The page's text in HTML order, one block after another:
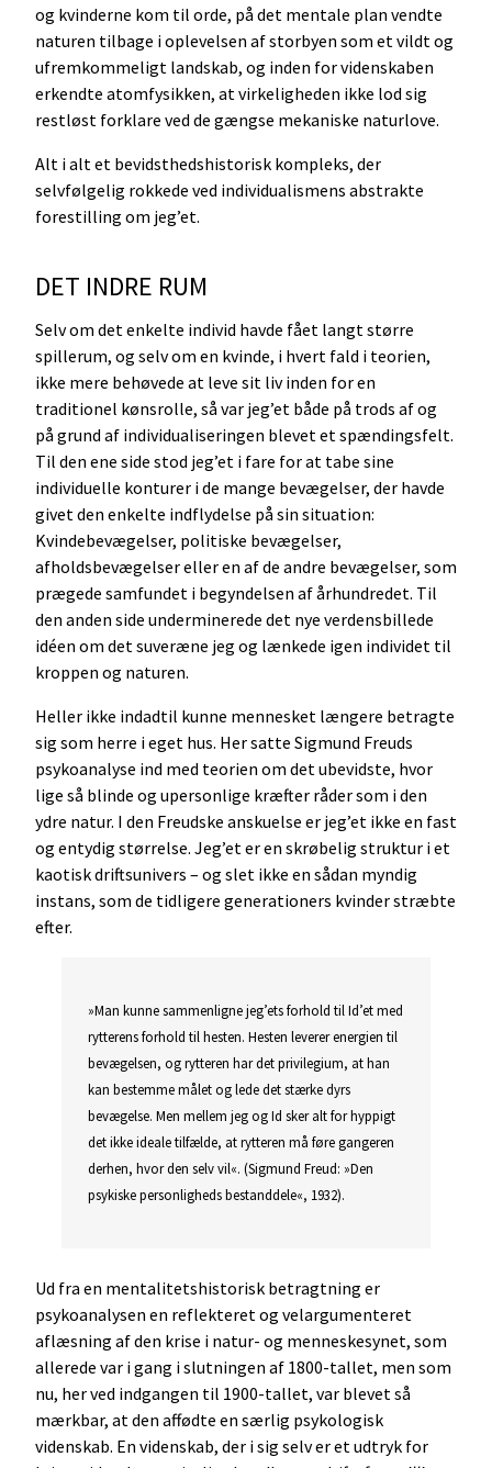
og kvinderne kom til orde, på det mentale plan vendte
naturen tilbage i oplevelsen af storbyen som et vildt og
ufremkommeligt landskab, og inden for videnskaben
erkendte atomfysikken, at virkeligheden ikke lod sig
restløst forklare ved de gængse mekaniske naturlove.
Alt i alt et bevidsthedshistorisk kompleks, der
selvfølgelig rokkede ved individualismens abstrakte
forestilling om jeg’et.
DET INDRE RUM
Selv om det enkelte individ havde fået langt større
spillerum, og selv om en kvinde, i hvert fald i teorien,
ikke mere behøvede at leve sit liv inden for en
traditionel kønsrolle, så var jeg’et både på trods af og
på grund af individualiseringen blevet et spændingsfelt.
Til den ene side stod jeg’et i fare for at tabe sine
individuelle konturer i de mange bevægelser, der havde
givet den enkelte indflydelse på sin situation:
Kvindebevægelser, politiske bevægelser,
afholdsbevægelser eller en af de andre bevægelser, som
prægede samfundet i begyndelsen af århundredet. Til
den anden side underminerede det nye verdensbillede
idéen om det suveræne jeg og lænkede igen individet til
kroppen og naturen.
Heller ikke indadtil kunne mennesket længere betragte
sig som herre i eget hus. Her satte Sigmund Freuds
psykoanalyse ind med teorien om det ubevidste, hvor
lige så blinde og upersonlige kræfter råder som i den
ydre natur. I den Freudske anskuelse er jeg’et ikke en fast
og entydig størrelse. Jeg’et er en skrøbelig struktur i et
kaotisk driftsunivers – og slet ikke en sådan myndig
instans, som de tidligere generationers kvinder stræbte
efter.
»Man kunne sammenligne jeg’ets forhold til Id’et med
rytterens forhold til hesten. Hesten leverer energien til
bevægelsen, og rytteren har det privilegium, at han
kan bestemme målet og lede det stærke dyrs
bevægelse. Men mellem jeg og Id sker alt for hyppigt
det ikke ideale tilfælde, at rytteren må føre gangeren
derhen, hvor den selv vil«. (Sigmund Freud: »Den
psykiske personligheds bestanddele«, 1932).
Ud fra en mentalitetshistorisk betragtning er
psykoanalysen en reflekteret og velargumenteret
aflæsning af den krise i natur- og menneskesynet, som
allerede var i gang i slutningen af 1800-tallet, men som
nu, her ved indgangen til 1900-tallet, var blevet så
mærkbar, at den affødte en særlig psykologisk
videnskab. En videnskab, der i sig selv er et udtryk for